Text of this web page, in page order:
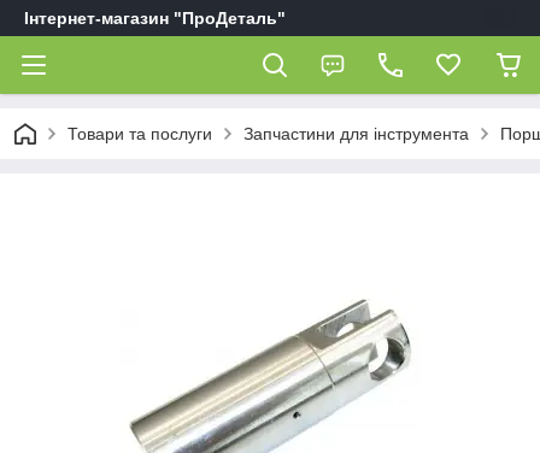
Інтернет-магазин "ПроДеталь"
Товари та послуги Запчастини для інструмента